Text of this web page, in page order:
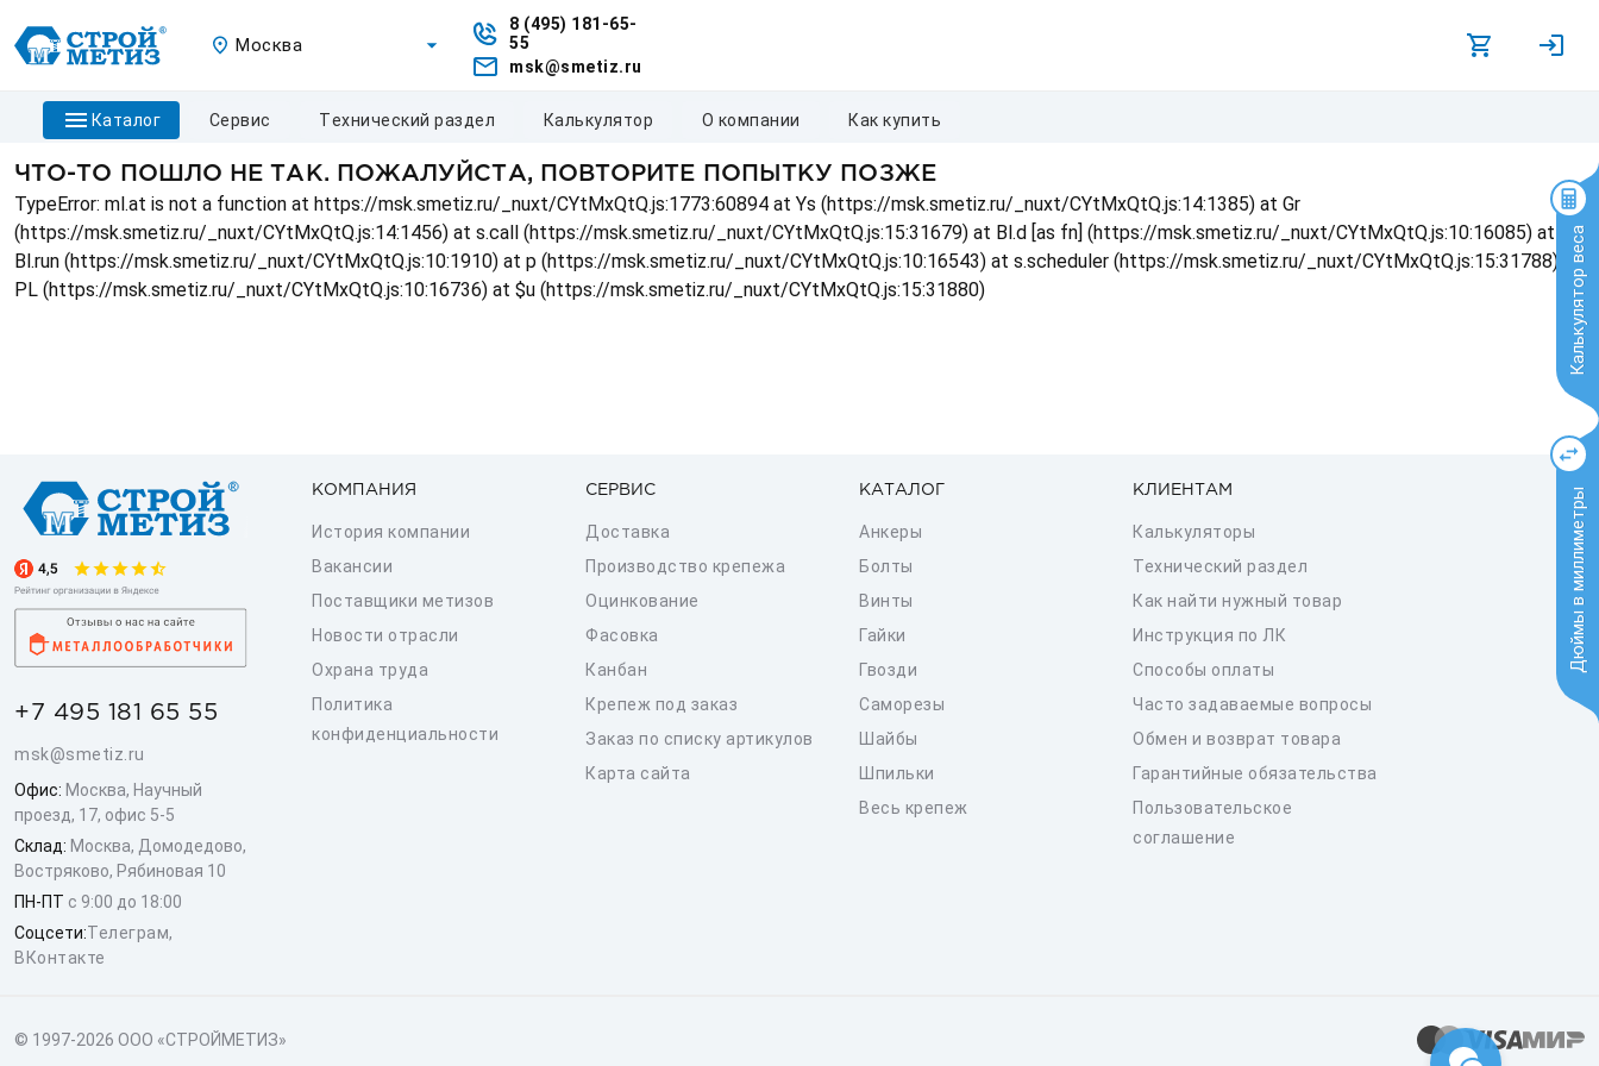
Калькулятор веса
Дюймы в миллиметры
Москва
8 (495) 181-65-
55
msk@smetiz.ru
каталог сервис технический раздел калькулятор о компании как купить
ЧТО-ТО ПОШЛО НЕ ТАК. ПОЖАЛУЙСТА, ПОВТОРИТЕ ПОПЫТКУ ПОЗЖЕ
TypeError: ml.at is not a function at https://msk.smetiz.ru/_nuxt/CYtMxQtQ.js:1773:60894 at Ys (https://msk.smetiz.ru/_nuxt/CYtMxQtQ.js:14:1385) at Gr
(https://msk.smetiz.ru/_nuxt/CYtMxQtQ.js:14:1456) at s.call (https://msk.smetiz.ru/_nuxt/CYtMxQtQ.js:15:31679) at Bl.d [as fn] (https://msk.smetiz.ru/_nuxt/CYtMxQtQ.js:10:16085) at
Bl.run (https://msk.smetiz.ru/_nuxt/CYtMxQtQ.js:10:1910) at p (https://msk.smetiz.ru/_nuxt/CYtMxQtQ.js:10:16543) at s.scheduler (https://msk.smetiz.ru/_nuxt/CYtMxQtQ.js:15:31788) at
PL (https://msk.smetiz.ru/_nuxt/CYtMxQtQ.js:10:16736) at $u (https://msk.smetiz.ru/_nuxt/CYtMxQtQ.js:15:31880)
+7 495 181 65 55
msk@smetiz.ru
Офис: Москва, Научный
проезд, 17, офис 5-5
Склад: Москва, Домодедово,
Востряково, Рябиновая 10
ПН-ПТ с 9:00 до 18:00
Соцсети:Телеграм,
ВКонтакте
КОМПАНИЯ
История компании
Вакансии
Поставщики метизов
Новости отрасли
Охрана труда
Политика
конфиденциальности
СЕРВИС
Доставка
Производство крепежа
Оцинкование
Фасовка
Канбан
Крепеж под заказ
Заказ по списку артикулов
Карта сайта
КАТАЛОГ
Анкеры
Болты
Винты
Гайки
Гвозди
Саморезы
Шайбы
Шпильки
Весь крепеж
КЛИЕНТАМ
Калькуляторы
Технический раздел
Как найти нужный товар
Инструкция по ЛК
Способы оплаты
Часто задаваемые вопросы
Обмен и возврат товара
Гарантийные обязательства
Пользовательское
соглашение
© 1997-2026 ООО «СТРОЙМЕТИЗ»